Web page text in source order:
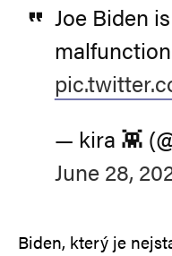
Joe Biden
— kira 👾
June 28,
Biden, který je